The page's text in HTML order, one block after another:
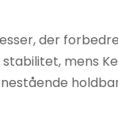
der
mens